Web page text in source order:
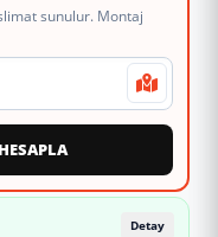
sunulur. Montaj
Detay